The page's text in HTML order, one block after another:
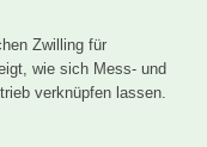
Zwilling für
wie sich Mess- und
verknüpfen lassen.